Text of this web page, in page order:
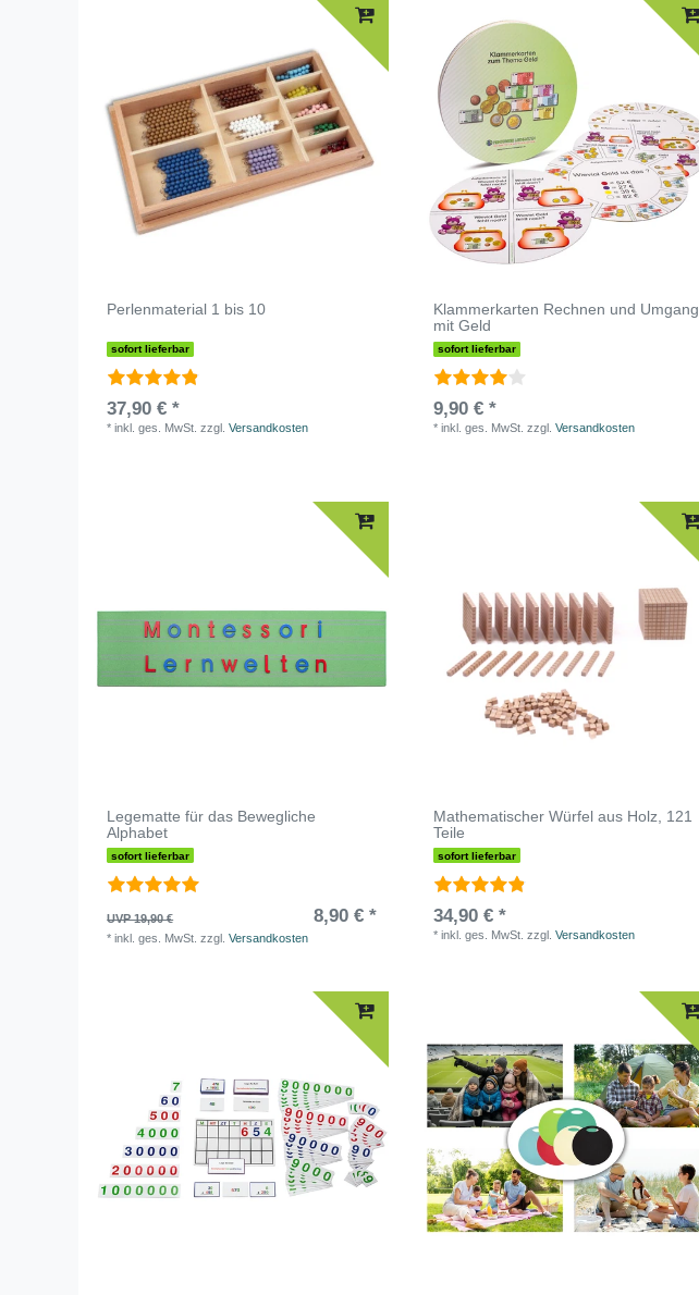
Perlenmaterial 1 bis 10
sofort lieferbar
37,90 € *
*inkl. ges. MwSt. zzgl.Versandkosten
Klammerkarten Rechnen und Umgang
mit Geld
sofort lieferbar
9,90 € *
*inkl. ges. MwSt. zzgl.Versandkosten
Legematte für das Bewegliche
Alphabet
sofort lieferbar
UVP 19,90 € 8,90 € *
*inkl. ges. MwSt. zzgl.Versandkosten
Mathematischer Würfel aus Holz, 121
Teile
sofort lieferbar
34,90 € *
*inkl. ges. MwSt. zzgl.Versandkosten